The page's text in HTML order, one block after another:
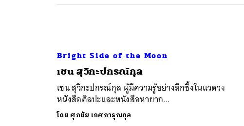
Bright Side of the Moon
เชน สุวิกะปกรณ์กุล
เชน สุวิกะปกรณ์กุล ผู้มีความรู้อย่างลึกซึ้งในแวดวง
หนังสือศิลปะและหนังสือหายาก...
โดย ศุภชัย เกศการุณกุล